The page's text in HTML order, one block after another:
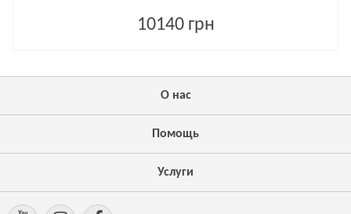
10140 грн
О нас
Помощь
Услуги